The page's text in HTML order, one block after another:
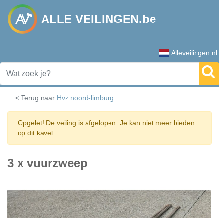
ALLE VEILINGEN.be
Alleveilingen.nl
< Terug naar Hvz noord-limburg
Opgelet! De veiling is afgelopen. Je kan niet meer bieden
op dit kavel.
3 x vuurzweep